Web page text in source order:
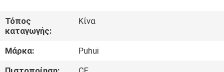
ΣΧΕΤΙΚΆ
ΜΕ
ΕΜΆΣ
Τόπος
καταγωγής:
Κίνα
Μάρκα:
Puhui